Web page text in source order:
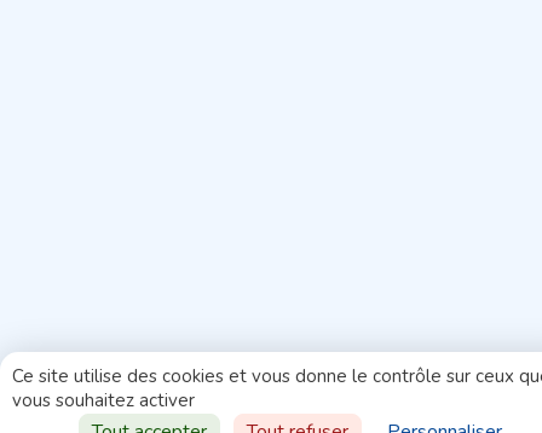
Aller vers
Ce site utilise des cookies et vous donne le contrôle sur ceux
vous souhaitez activer